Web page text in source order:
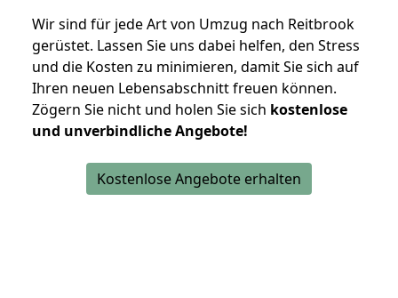
Wir sind für jede Art von Umzug nach Reitbrook
gerüstet. Lassen Sie uns dabei helfen, den Stress
und die Kosten zu minimieren, damit Sie sich auf
Ihren neuen Lebensabschnitt freuen können.
Zögern Sie nicht und holen Sie sich kostenlose
und unverbindliche Angebote!
Kostenlose Angebote erhalten